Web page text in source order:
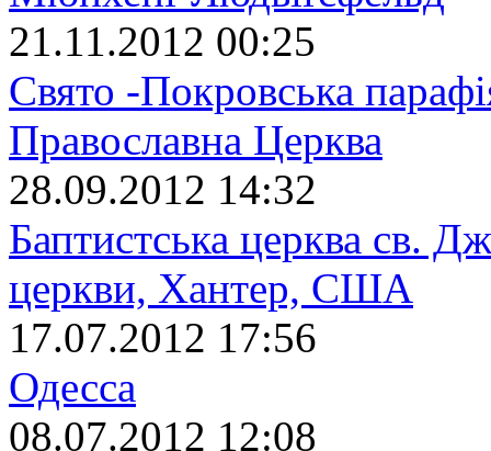
21.11.2012 00:25
Свято -Покровська
Православна Церква
28.09.2012 14:32
Баптистська церква св.
церкви, Хантер, США
17.07.2012 17:56
Одесса
08.07.2012 12:08